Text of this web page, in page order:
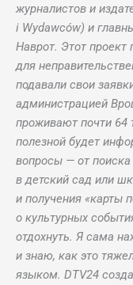
журналистов и
i Wydawców) и
Наврот. Этот проект
для
подавали свои
администрацией
проживают почти 64
полезной будет
вопросы — от
в детский сад или
и получения «карты
о культурных
отдохнуть. Я сама
и знаю, как это
языком. DTV24